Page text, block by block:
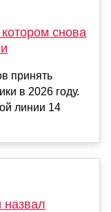
снова
принять
в 2026 году.
линии 14